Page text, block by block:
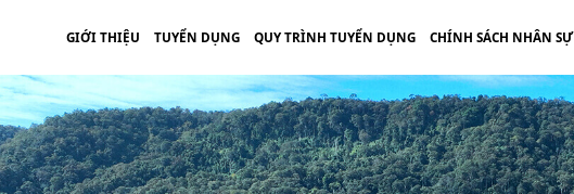
GIỚI THIỆU TUYỂN DỤNG QUY TRÌNH TUYỂN DỤNG CHÍNH SÁCH NHÂN SỰ